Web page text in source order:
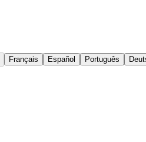
Français Español Português